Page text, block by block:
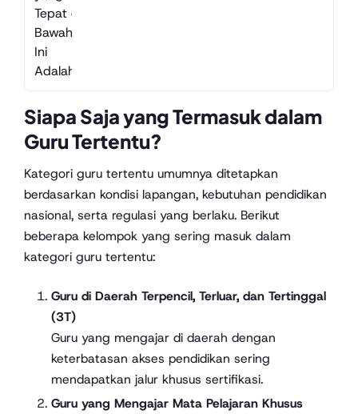
Siapa Saja yang Termasuk dalam
Guru Tertentu?
Kategori guru tertentu umumnya ditetapkan
berdasarkan kondisi lapangan, kebutuhan pendidikan
nasional, serta regulasi yang berlaku. Berikut
beberapa kelompok yang sering masuk dalam
kategori guru tertentu:
Guru di Daerah Terpencil, Terluar, dan Tertinggal
(3T)
Guru yang mengajar di daerah dengan
keterbatasan akses pendidikan sering
mendapatkan jalur khusus sertifikasi.
Guru yang Mengajar Mata Pelajaran Khusus